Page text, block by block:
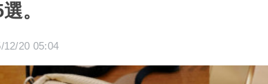
。
12/20 05:04